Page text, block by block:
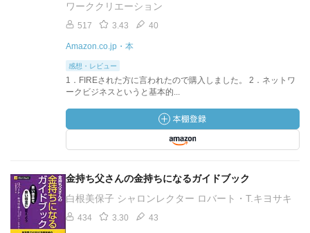
ワーククリエーション
517 3.43 40
Amazon.co.jp・本
感想・レビュー
1．FIREされた方に言われたので購入しました。 2．ネットワ
ークビジネスというと基本的...
金持ち父さんの金持ちになるガイドブック
白根美保子 シャロンレクター ロバート・T.キヨサキ
434 3.30 43